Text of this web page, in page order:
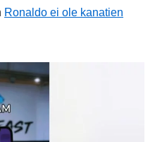
Ronaldo ei ole kanatien